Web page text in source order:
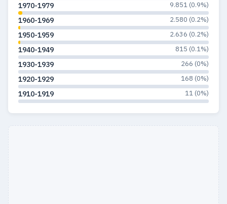
1970-1979 9.851 (0.9%)
1960-1969 2.580 (0.2%)
1950-1959 2.636 (0.2%)
1940-1949 815 (0.1%)
1930-1939 266 (0%)
1920-1929 168 (0%)
1910-1919 11 (0%)